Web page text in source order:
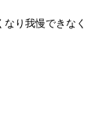
り我慢できなく